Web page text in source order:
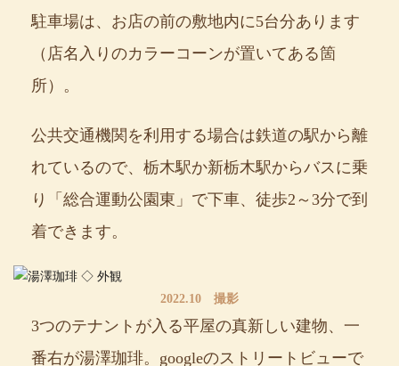
駐車場は、お店の前の敷地内に5台分あります
（店名入りのカラーコーンが置いてある箇
所）。
公共交通機関を利用する場合は鉄道の駅から離
れているので、栃木駅か新栃木駅からバスに乗
り「総合運動公園東」で下車、徒歩2～3分で到
着できます。
2022.10 撮影
3つのテナントが入る平屋の真新しい建物、一
番右が湯澤珈琲。googleのストリートビューで